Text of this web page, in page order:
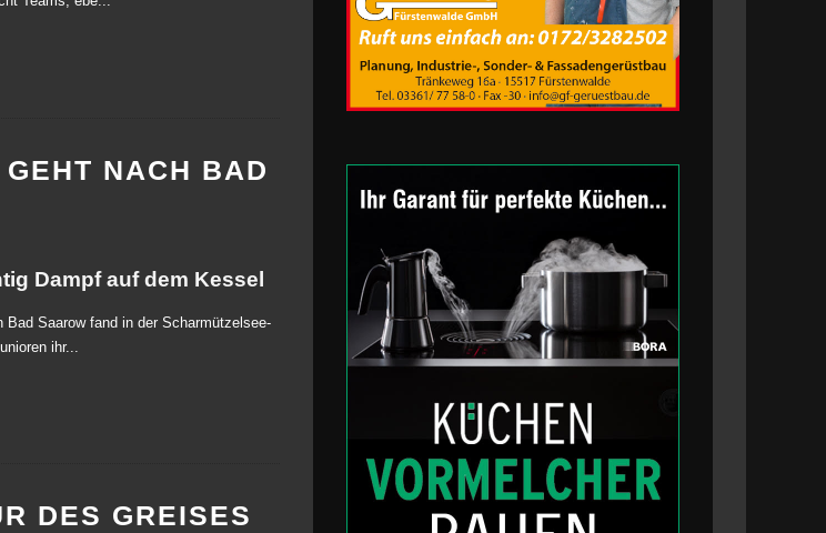
NACH BAD
Dampf auf dem Kessel
Saarow fand in der Scharmützelsee-
ihr...
DES GREISES